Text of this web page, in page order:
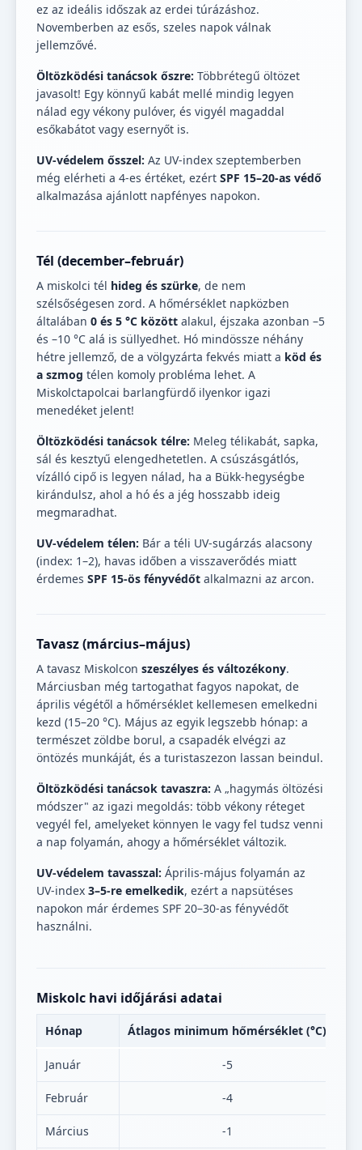
ez az ideális időszak az erdei túrázáshoz.
Novemberben az esős, szeles napok válnak
jellemzővé.
Öltözködési tanácsok őszre: Többrétegű öltözet
javasolt! Egy könnyű kabát mellé mindig legyen
nálad egy vékony pulóver, és vigyél magaddal
esőkabátot vagy esernyőt is.
UV-védelem ősszel: Az UV-index szeptemberben
még elérheti a 4-es értéket, ezért SPF 15–20-as védő
alkalmazása ajánlott napfényes napokon.
Tél (december–február)
A miskolci tél hideg és szürke, de nem
szélsőségesen zord. A hőmérséklet napközben
általában 0 és 5 °C között alakul, éjszaka azonban –5
és –10 °C alá is süllyedhet. Hó mindössze néhány
hétre jellemző, de a völgyzárta fekvés miatt a köd és
a szmog télen komoly probléma lehet. A
Miskolctapolcai barlangfürdő ilyenkor igazi
menedéket jelent!
Öltözködési tanácsok télre: Meleg télikabát, sapka,
sál és kesztyű elengedhetetlen. A csúszásgátlós,
vízálló cipő is legyen nálad, ha a Bükk-hegységbe
kirándulsz, ahol a hó és a jég hosszabb ideig
megmaradhat.
UV-védelem télen: Bár a téli UV-sugárzás alacsony
(index: 1–2), havas időben a visszaverődés miatt
érdemes SPF 15-ös fényvédőt alkalmazni az arcon.
Tavasz (március–május)
A tavasz Miskolcon szeszélyes és változékony.
Márciusban még tartogathat fagyos napokat, de
április végétől a hőmérséklet kellemesen emelkedni
kezd (15–20 °C). Május az egyik legszebb hónap: a
természet zöldbe borul, a csapadék elvégzi az
öntözés munkáját, és a turistaszezon lassan beindul.
Öltözködési tanácsok tavaszra: A „hagymás öltözési
módszer" az igazi megoldás: több vékony réteget
vegyél fel, amelyeket könnyen le vagy fel tudsz venni
a nap folyamán, ahogy a hőmérséklet változik.
UV-védelem tavasszal: Április-május folyamán az
UV-index 3–5-re emelkedik, ezért a napsütéses
napokon már érdemes SPF 20–30-as fényvédőt
használni.
Miskolc havi időjárási adatai
Hónap Átlagos minimum hőmérséklet (°C)
Január -5
Február -4
Március -1